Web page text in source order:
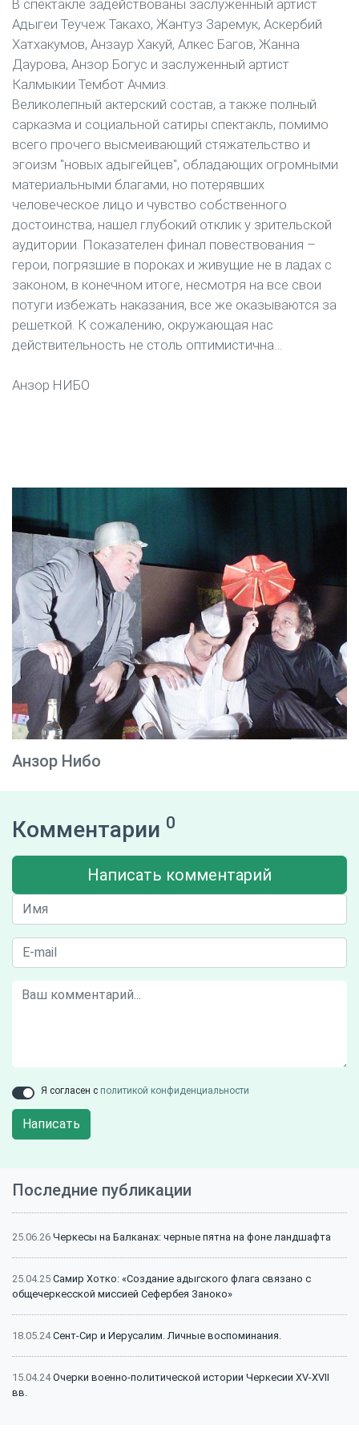
В спектакле задействованы заслуженный артист
Адыгеи Теучеж Такахо, Жантуз Заремук, Аскербий
Хатхакумов, Анзаур Хакуй, Алкес Багов, Жанна
Даурова, Анзор Богус и заслуженный артист
Калмыкии Тембот Ачмиз.
Великолепный актерский состав, а также полный
сарказма и социальной сатиры спектакль, помимо
всего прочего высмеивающий стяжательство и
эгоизм "новых адыгейцев", обладающих огромными
материальными благами, но потерявших
человеческое лицо и чувство собственного
достоинства, нашел глубокий отклик у зрительской
аудитории. Показателен финал повествования –
герои, погрязшие в пороках и живущие не в ладах с
законом, в конечном итоге, несмотря на все свои
потуги избежать наказания, все же оказываются за
решеткой. К сожалению, окружающая нас
действительность не столь оптимистична…
Анзор НИБО
Анзор Нибо
Комментарии 0
Написать комментарий
Я согласен с политикой конфиденциальности
Написать
Последние публикации
25.06.26 Черкесы на Балканах: черные пятна на фоне ландшафта
25.04.25 Самир Хотко: «Создание адыгского флага связано с
общечеркесской миссией Сефербея Заноко»
18.05.24Сент-Сир и Иерусалим. Личные воспоминания.
15.04.24Очерки военно-политической истории Черкесии XV-XVII
вв.